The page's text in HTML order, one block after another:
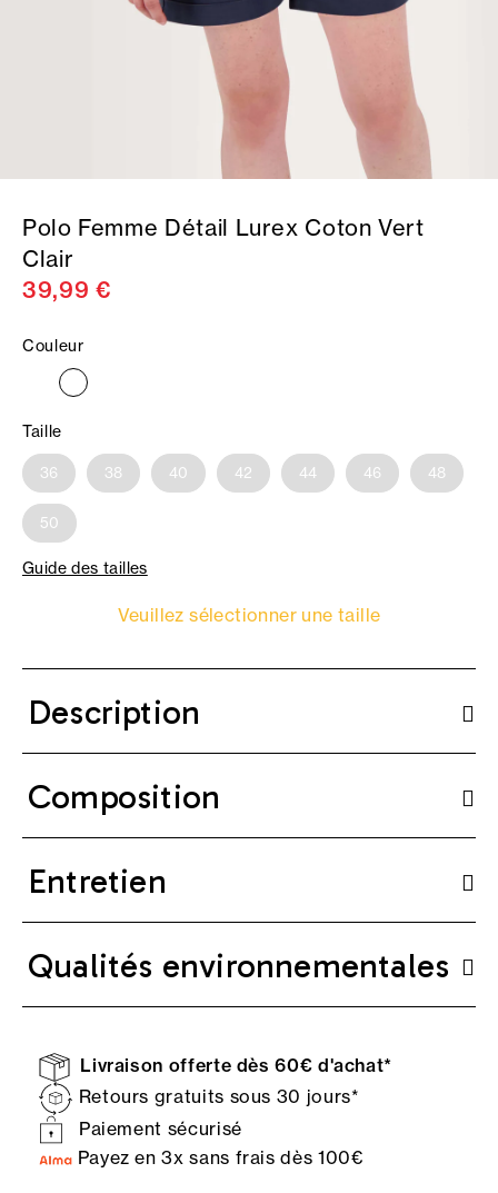
Polo Femme Détail Lurex Coton Vert
Clair
39,99 €
Couleur
Taille
36 38 40 42 44 46 48
50
Guide des tailles
Veuillez sélectionner une taille
Description
Composition
Entretien
Qualités environnementales
Livraison offerte dès 60€ d'achat*
Retours gratuits sous 30 jours*
Paiement sécurisé
Payez en 3x sans frais dès 100€